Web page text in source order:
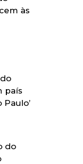
às
país
do